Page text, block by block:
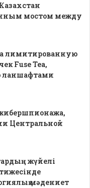
мостом между
лимитированную
Fuse Tea,
ланшафтами
Центральной
жүйелі
мәдениет